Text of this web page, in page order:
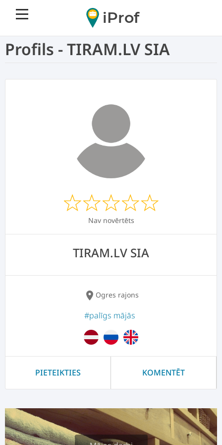
iProf
Profils - TIRAM.LV SIA
Nav novērtēts
TIRAM.LV SIA
location_on Ogres rajons
#palīgs mājās
PIETEIKTIES KOMENTĒT